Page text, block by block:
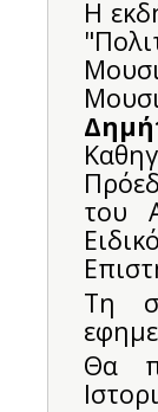
Η
του
Τη
Θα